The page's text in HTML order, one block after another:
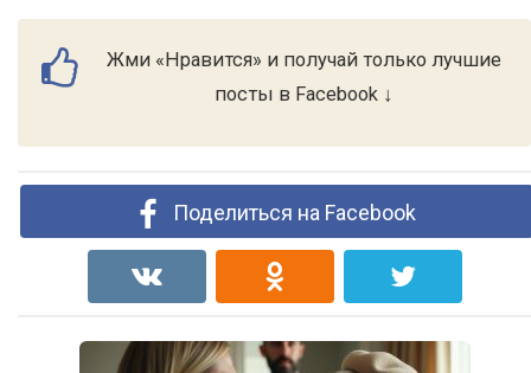
Жми «Нравится» и получай только лучшие
посты в Facebook ↓
Поделиться на Facebook